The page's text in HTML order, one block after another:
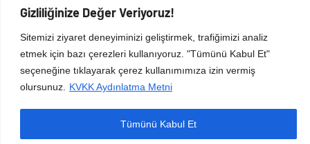
Gizliliğinize Değer Veriyoruz!
Sitemizi ziyaret deneyiminizi geliştirmek, trafiğimizi analiz
etmek için bazı çerezleri kullanıyoruz. "Tümünü Kabul Et"
seçeneğine tıklayarak çerez kullanımımıza izin vermiş
olursunuz.
KVKK Aydınlatma Metni
Tümünü Kabul Et
Copyright © 2026 Esen Isıtma Soğutma İnşaat Ltd Şti | Tüm Hakları Saklıdır.